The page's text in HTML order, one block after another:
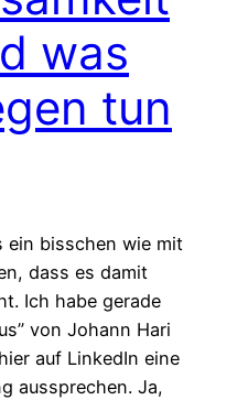
was
tun
ein bisschen wie mit
dass es damit
Ich habe gerade
von Johann Hari
auf LinkedIn eine
aussprechen. Ja,